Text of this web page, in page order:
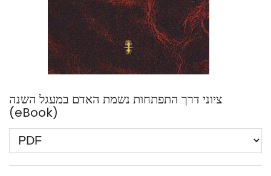
ציוני דרך התפתחות נשמת האדם במעגל השנה
(eBook)